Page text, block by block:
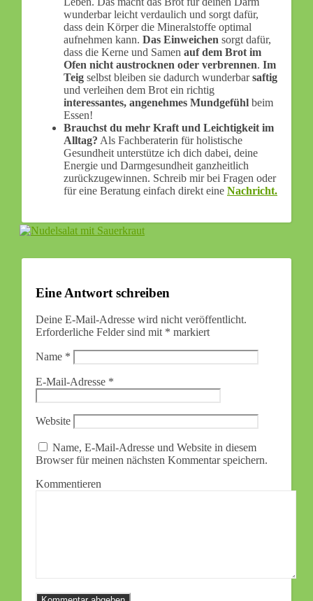
wunderbar leicht verdaulich und sorgt dafür,
dass dein Körper die Mineralstoffe optimal
aufnehmen kann. Das Einweichen sorgt dafür,
dass die Kerne und Samen auf dem Brot im
Ofen nicht austrocknen oder verbrennen. Im
Teig selbst bleiben sie dadurch wunderbarsaftig
und verleihen dem Brot ein richtig
interessantes, angenehmes Mundgefühl beim
Essen!
Brauchst du mehr Kraft und Leichtigkeit im
Alltag? Als Fachberaterin für holistische
Gesundheit unterstütze ich dich dabei, deine
Energie und Darmgesundheit ganzheitlich
zurückzugewinnen. Schreib mir bei Fragen oder
für eine Beratung einfach direkt eine Nachricht.
Eine Antwort schreiben
Deine E-Mail-Adresse wird nicht veröffentlicht.
Erforderliche Felder sind mit * markiert
Name *
E-Mail-Adresse *
Website
Name, E-Mail-Adresse und Website in diesem
Browser für meinen nächsten Kommentar speichern.
Kommentieren